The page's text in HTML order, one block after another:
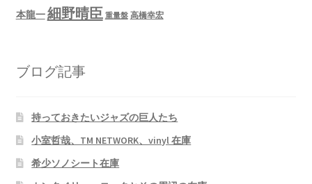
本龍一細野晴臣 重量盤 高橋幸宏
ブログ記事
持っておきたいジャズの巨人たち
小室哲哉、TM NETWORK、vinyl 在庫
希少ソノシート在庫